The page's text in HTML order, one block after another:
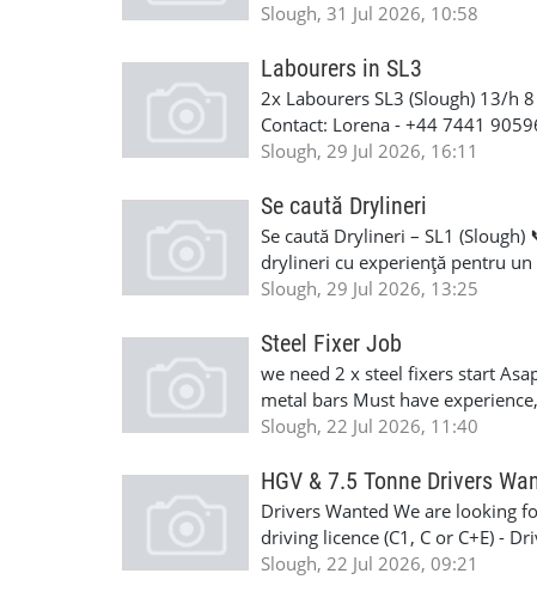
Slough, 31 Jul 2026, 10:58
Labourers in SL3
2x Labourers SL3 (Slough) 13/h
Contact: Lorena - +44 7441
Slough, 29 Jul 2026, 16:11
Se caută Drylineri
Se caută Drylineri – SL1
drylineri cu experiență pentru un
este de £25/oră, iar proiectul
sunteți interesați și puteți începe
multe detalii.
Slough, 29 Jul 2026, 13:25
Steel Fixer Job
we need 2 x steel fixers start
metal bars Must have
Contact - +447308312119
Slough, 22 Jul 2026, 11:40
HGV & 7.5 Tonne Drivers
Drivers Wanted We are looking
driving licence (C1, C or C+E) -
please send us a private message.
Slough, 22 Jul 2026, 09:21